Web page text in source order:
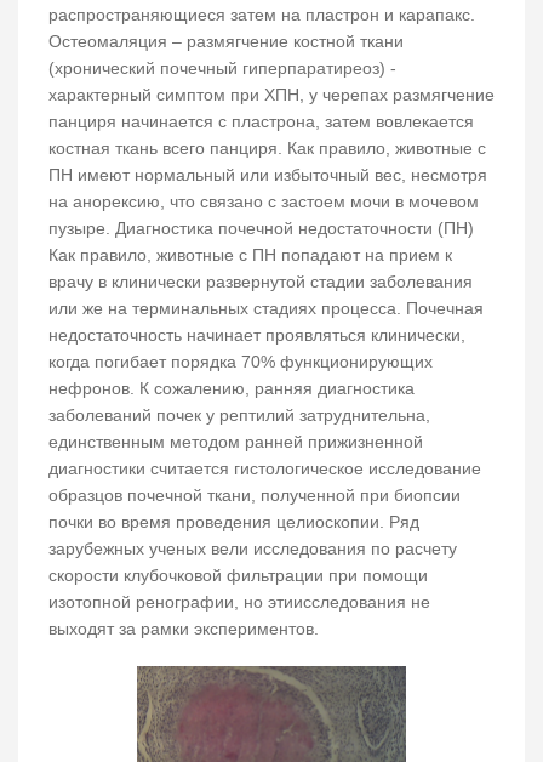
распространяющиеся затем на пластрон и карапакс.
Остеомаляция – размягчение костной ткани
(хронический почечный гиперпаратиреоз) -
характерный симптом при ХПН, у черепах размягчение
панциря начинается с пластрона, затем вовлекается
костная ткань всего панциря. Как правило, животные с
ПН имеют нормальный или избыточный вес, несмотря
на анорексию, что связано с застоем мочи в мочевом
пузыре. Диагностика почечной недостаточности (ПН)
Как правило, животные с ПН попадают на прием к
врачу в клинически развернутой стадии заболевания
или же на терминальных стадиях процесса. Почечная
недостаточность начинает проявляться клинически,
когда погибает порядка 70% функционирующих
нефронов. К сожалению, ранняя диагностика
заболеваний почек у рептилий затруднительна,
единственным методом ранней прижизненной
диагностики считается гистологическое исследование
образцов почечной ткани, полученной при биопсии
почки во время проведения целиоскопии. Ряд
зарубежных ученых вели исследования по расчету
скорости клубочковой фильтрации при помощи
изотопной ренографии, но этиисследования не
выходят за рамки экспериментов.